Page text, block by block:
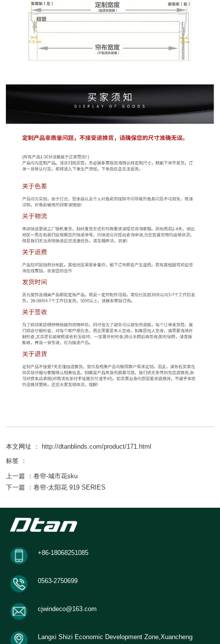
本文网址 ： http://dtanblinds.com/product/171.html
标签 ：
上一篇 ： 卷帘-城市花sku
下一篇 ： 卷帘-太阳花 919 SERIES
找不到任何内容
+86-18068251085
0563-2750699
cjwindeco@163.com
Langxi Shizi Economic Development Zone,Xuancheng